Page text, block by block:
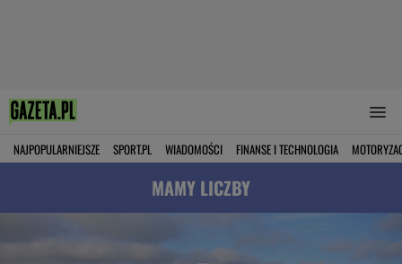
NAJPOPULARNIEJSZE SPORT.PL WIADOMOŚCI FINANSE I TECHNOLOGIA
MAMY LICZBY